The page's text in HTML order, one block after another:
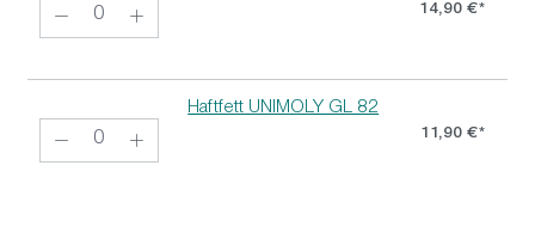
14,90 €*
Haftfett UNIMOLY GL 82
11,90 €*